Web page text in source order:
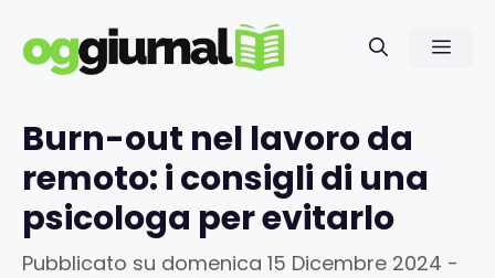
contenuto
Burn-out nel lavoro da
remoto: i consigli di una
psicologa per evitarlo
Pubblicato su domenica 15 Dicembre 2024 -